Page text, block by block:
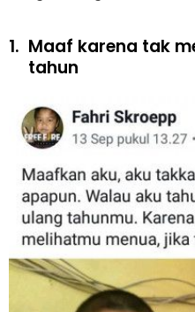
1. Maaf karena tak
tahun